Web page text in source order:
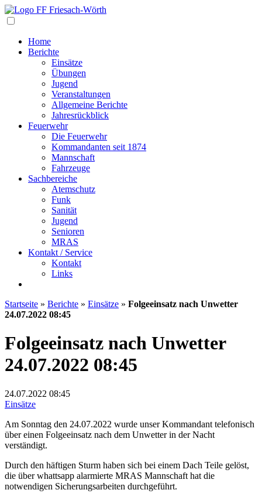
Home
Berichte
Einsätze
Übungen
Jugend
Veranstaltungen
Allgemeine Berichte
Jahresrückblick
Feuerwehr
Die Feuerwehr
Kommandanten seit 1874
Mannschaft
Fahrzeuge
Sachbereiche
Atemschutz
Funk
Sanität
Jugend
Senioren
MRAS
Kontakt / Service
Kontakt
Links
Startseite » Berichte » Einsätze » Folgeeinsatz nach Unwetter
24.07.2022 08:45
Folgeeinsatz nach Unwetter
24.07.2022 08:45
24.07.2022 08:45
Einsätze
Am Sonntag den 24.07.2022 wurde unser Kommandant telefonisch
über einen Folgeeinsatz nach dem Unwetter in der Nacht
verständigt.
Durch den häftigen Sturm haben sich bei einem Dach Teile gelöst,
die über whattsapp alarmierte MRAS Mannschaft hat die
notwendigen Sicherungsarbeiten durchgeführt.